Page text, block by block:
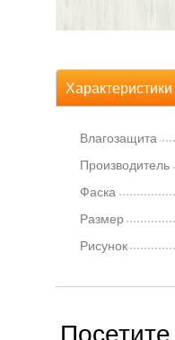
Характеристики
Влагозащита
Производитель
Фаска
Размер
Рисунок